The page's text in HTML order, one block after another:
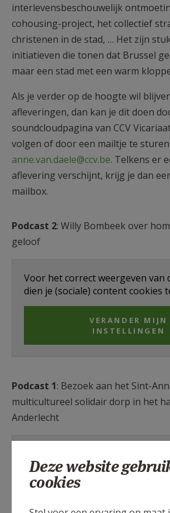
interlevensbeschouwelijk
cohousing-project, het collectief
christenen in de stad, … Het zijn
initiatieven die tonen dat Brussel
maar een stad met een warm
Als je verder op de hoogte wil
afleveringen, dan kan je dit doen
soundcloudpagina van CCV
volgen of door een mailtje te
anne.van.daele@ccv.be. Telkens er
aflevering verschijnt, krijg je dan
mailbox.
Podcast 2: Willy Bombeek over
geloof
Voor het correct weergeven van
dien je (sociale) content cookies
VERANDER MIJN
INSTELLINGEN
Podcast 1: Bezoek aan het Sint-
multicultureel solidair dorp in het
Anderlecht
dien je (sociale) content cookies
INSTELLINGEN
Deze website
cookies